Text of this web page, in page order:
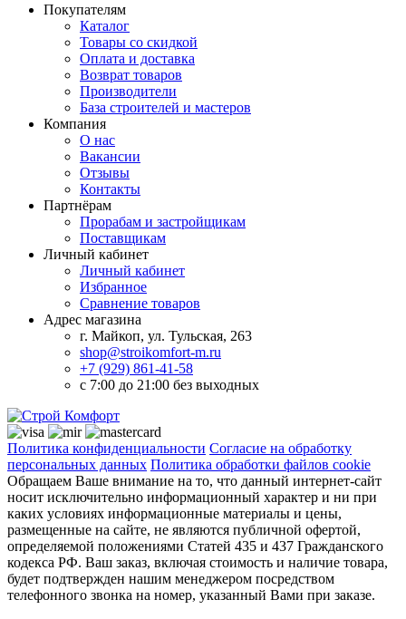
Покупателям
Каталог
Товары со скидкой
Оплата и доставка
Возврат товаров
Производители
База строителей и мастеров
Компания
О нас
Вакансии
Отзывы
Контакты
Партнёрам
Прорабам и застройщикам
Поставщикам
Личный кабинет
Личный кабинет
Избранное
Сравнение товаров
Адрес магазина
г. Майкоп, ул. Тульская, 263
shop@stroikomfort-m.ru
+7 (929) 861-41-58
с 7:00 до 21:00 без выходных
Политика конфиденциальности Согласие на обработку
персональных данных Политика обработки файлов cookie
Обращаем Ваше внимание на то, что данный интернет-сайт
носит исключительно информационный характер и ни при
каких условиях информационные материалы и цены,
размещенные на сайте, не являются публичной офертой,
определяемой положениями Статей 435 и 437 Гражданского
кодекса РФ. Ваш заказ, включая стоимость и наличие товара,
будет подтвержден нашим менеджером посредством
телефонного звонка на номер, указанный Вами при заказе.